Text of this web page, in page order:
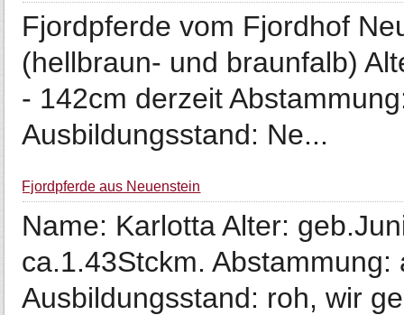
Fjordpferde vom Fjordhof
(hellbraun- und braunfalb)
- 142cm derzeit
Ausbildungsstand: Ne...
Fjordpferde aus Neuenstein
Name: Karlotta Alter:
ca.1.43Stckm.
Ausbildungsstand: roh, wir